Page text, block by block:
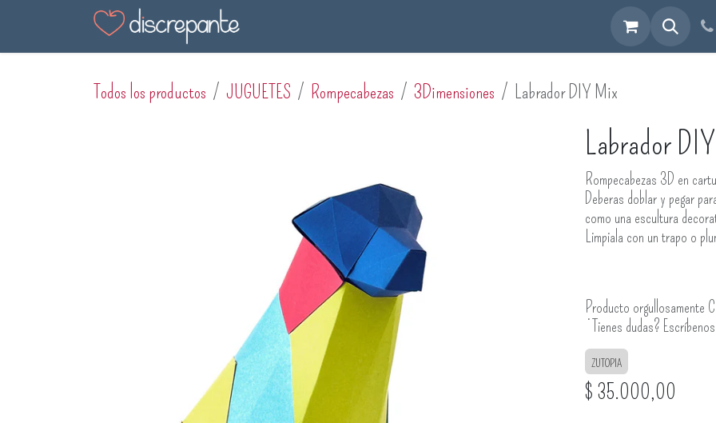
Todos los productos JUGUETES Rompecabezas 3Dimensiones Labrador DIY Mix
Labrador
Rompecabezas 3D en
Deberas doblar y pegar
como una escultura
Limpiala con un trapo o
Producto orgullosamente
¿Tienes dudas?
ZUTOPIA
$ 35.000,00